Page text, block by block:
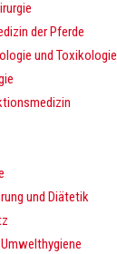
der Pferde
und Toxikologie
und Diätetik